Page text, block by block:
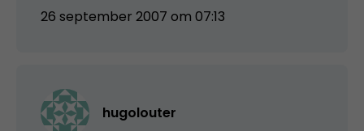
26 september 2007 om 07:13
hugolouter